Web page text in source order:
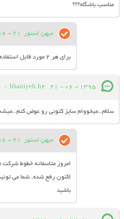
مناسب باشگاه؟؟؟
میهن استور 21 - 06 - 1395
برای هر 2 مورد قابل استفاده است
hhaniyeh.h2 21 - 06 - 1395
:
سلام..میخووام سایز کتونی رو عوض
میهن استور 21 - 06 - 1395
امروز متاسفانه خطوط
اکنون رفع شده. شما می
باشید